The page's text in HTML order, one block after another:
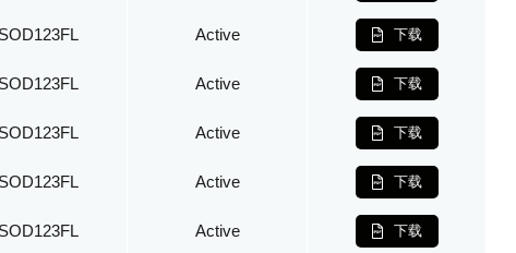
SOD123FL Active 下载
SOD123FL Active 下载
SOD123FL Active 下载
SOD123FL Active 下载
SOD123FL Active 下载